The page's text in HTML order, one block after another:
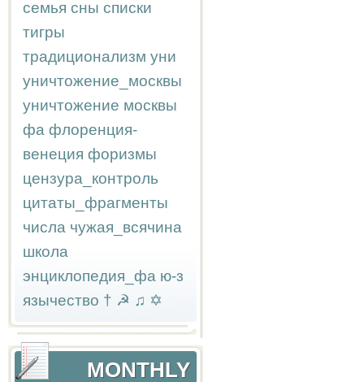
семья сны списки
тигры
традиционализм уни
уничтожение_москвы
уничтожение москвы
фа флоренция-
венеция форизмы
цензура_контроль
цитаты_фрагменты
числа чужая_всячина
школа
энциклопедия_фа ю-з
язычество † ☭ ♫ ✡
MONTHLY